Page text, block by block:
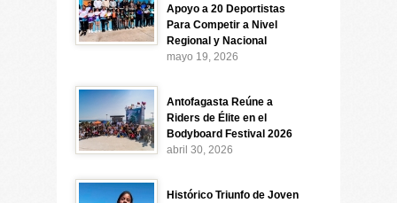
Apoyo a 20 Deportistas
Para Competir a Nivel
Regional y Nacional
mayo 19, 2026
Antofagasta Reúne a
Riders de Élite en el
Bodyboard Festival 2026
abril 30, 2026
Histórico Triunfo de Joven